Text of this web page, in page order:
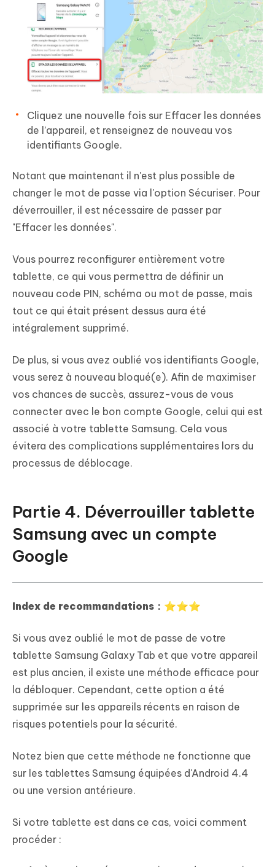
Cliquez une nouvelle fois sur Effacer les données
de l’appareil, et renseignez de nouveau vos
identifiants Google.
Notant que maintenant il n'est plus possible de
changer le mot de passe via l'option Sécuriser. Pour
déverrouiller, il est nécessaire de passer par
"Effacer les données".
Vous pourrez reconfigurer entièrement votre
tablette, ce qui vous permettra de définir un
nouveau code PIN, schéma ou mot de passe, mais
tout ce qui était présent dessus aura été
intégralement supprimé.
De plus, si vous avez oublié vos identifiants Google,
vous serez à nouveau bloqué(e). Afin de maximiser
vos chances de succès, assurez-vous de vous
connecter avec le bon compte Google, celui qui est
associé à votre tablette Samsung. Cela vous
évitera des complications supplémentaires lors du
processus de déblocage.
Partie 4. Déverrouiller tablette
Samsung avec un compte
Google
Index de recommandations：⭐⭐⭐
Si vous avez oublié le mot de passe de votre
tablette Samsung Galaxy Tab et que votre appareil
est plus ancien, il existe une méthode efficace pour
la débloquer. Cependant, cette option a été
supprimée sur les appareils récents en raison de
risques potentiels pour la sécurité.
Notez bien que cette méthode ne fonctionne que
sur les tablettes Samsung équipées d'Android 4.4
ou une version antérieure.
Si votre tablette est dans ce cas, voici comment
procéder :